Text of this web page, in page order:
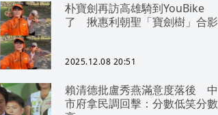
朴寶劍再訪高雄騎到YouBike
了 揪惠利朝聖「寶劍樹」合影
2025.12.08 20:51
賴清德批盧秀燕滿意度落後 中
市府拿民調回擊：分數低笑分數